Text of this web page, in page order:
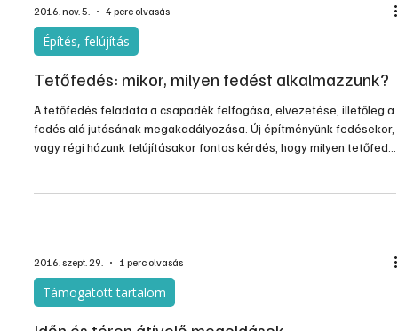
2016. nov. 5. 4 perc olvasás
Építés, felújítás
Tetőfedés: mikor, milyen fedést alkalmazzunk?
A tetőfedés feladata a csapadék felfogása, elvezetése, illetőleg a
fedés alá jutásának megakadályozása. Új építményünk fedésekor,
vagy régi házunk felújításakor fontos kérdés, hogy milyen tetőfedő
2016. szept. 29. 1 perc olvasás
Támogatott tartalom